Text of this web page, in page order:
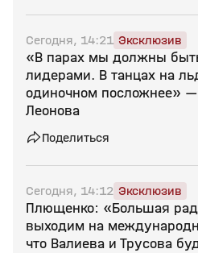
Сегодня, 14:21 Эксклюзив
«В парах мы должны
лидерами. В танцах на
одиночном посложнее» —
Леонова
Поделиться
Сегодня, 14:12 Эксклюзив
Плющенко: «Большая
выходим на
что Валиева и Трусова